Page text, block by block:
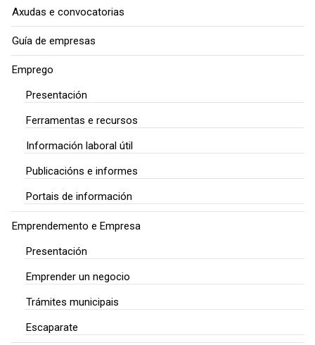
Axudas e convocatorias
Guía de empresas
Emprego
Presentación
Ferramentas e recursos
Información laboral útil
Publicacións e informes
Portais de información
Emprendemento e Empresa
Presentación
Emprender un negocio
Trámites municipais
Escaparate